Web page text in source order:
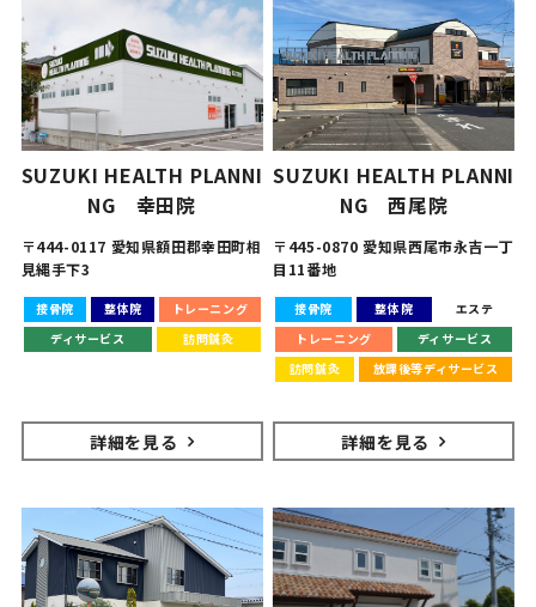
SUZUKI HEALTH PLANNI
NG 幸田院
〒444-0117 愛知県額田郡幸田町相
見縄手下3
接骨院 整体院
トレーニング
ディサービス
訪問鍼灸
詳細を見る
SUZUKI HEALTH PLANNI
NG 西尾院
〒445-0870 愛知県西尾市永吉一丁
目11番地
接骨院 整体院
エステ
トレーニング
ディサービス
訪問鍼灸
放課後等ディサービス
詳細を見る